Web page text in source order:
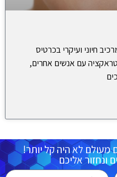
חיוני ועיקרי בכרטיס
עם אנשים אחרים,
לא היה קל יותר!
ונחזור אליכם